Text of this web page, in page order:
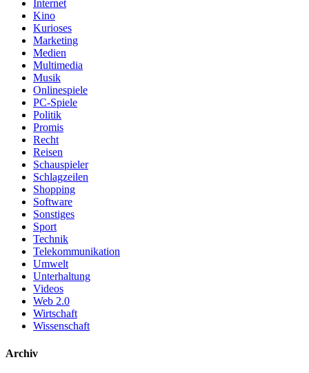
Internet
Kino
Kurioses
Marketing
Medien
Multimedia
Musik
Onlinespiele
PC-Spiele
Politik
Promis
Recht
Reisen
Schauspieler
Schlagzeilen
Shopping
Software
Sonstiges
Sport
Technik
Telekommunikation
Umwelt
Unterhaltung
Videos
Web 2.0
Wirtschaft
Wissenschaft
Archiv